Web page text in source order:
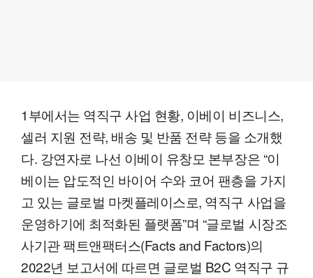
1부에서는 역직구 사업 현황, 이베이 비즈니스,
셀러 지원 전략, 배송 및 반품 전략 등을 소개했
다. 강연자로 나선 이베이 유창모 본부장은 “이
베이는 압도적인 바이어 수와 코어 팬층을 가지
고 있는 글로벌 마켓플레이스로, 역직구 사업을
운영하기에 최적화된 플랫폼”며 “글로벌 시장조
사기관 팩트앤팩터스(Facts and Factors)의
2022년 보고서에 따르면 글로벌 B2C 역직구 규